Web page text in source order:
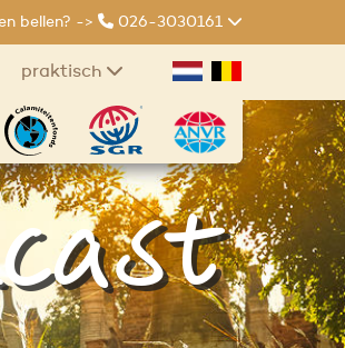
bellen? -> 026-3030161
praktisch